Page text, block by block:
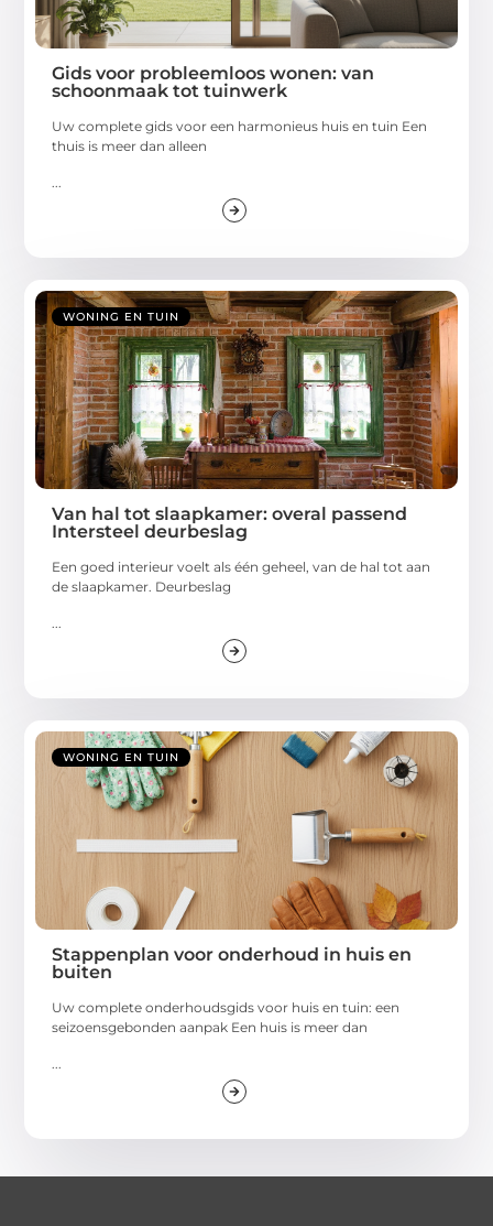
Gids voor probleemloos wonen: van
schoonmaak tot tuinwerk
Uw complete gids voor een harmonieus huis en tuin Een
thuis is meer dan alleen
WONING EN TUIN
Van hal tot slaapkamer: overal passend
Intersteel deurbeslag
Een goed interieur voelt als één geheel, van de hal tot aan
de slaapkamer. Deurbeslag
WONING EN TUIN
Stappenplan voor onderhoud in huis en
buiten
Uw complete onderhoudsgids voor huis en tuin: een
seizoensgebonden aanpak Een huis is meer dan